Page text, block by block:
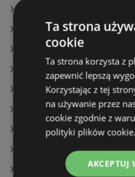
Oferty Dino
Oferty SPAR
Aktualne gazetki Aldi
Aktualne gazetki Dealz
Aktualne gazetki
Aktualne gazetki
Aktualne gazetki SPAR
Sklepy Action w Police
Ta strona
cookie
Ta strona korzysta z
zapewnić lepszą
Korzystając z tej
na używanie przez
cookie zgodnie z
polityki plików cookie.
AKCEPTUJ